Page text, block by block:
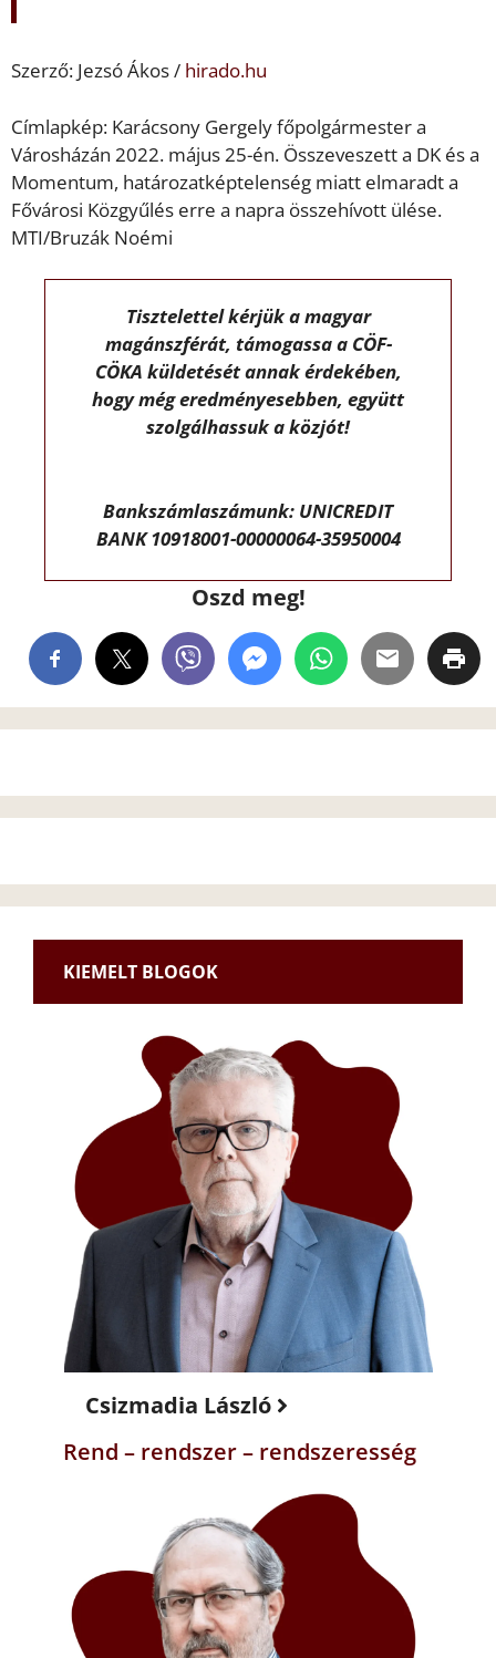
Szerző: Jezsó Ákos / hirado.hu
Címlapkép: Karácsony Gergely főpolgármester a
Városházán 2022. május 25-én. Összeveszett a DK és a
Momentum, határozatképtelenség miatt elmaradt a
Fővárosi Közgyűlés erre a napra összehívott ülése.
MTI/Bruzák Noémi
Tisztelettel kérjük a magyar
magánszférát, támogassa a CÖF-
CÖKA küldetését annak érdekében,
hogy még eredményesebben, együtt
szolgálhassuk a közjót!
Bankszámlaszámunk: UNICREDIT
BANK 10918001-00000064-35950004
Oszd meg!
KIEMELT BLOGOK
Csizmadia László
Rend – rendszer – rendszeresség